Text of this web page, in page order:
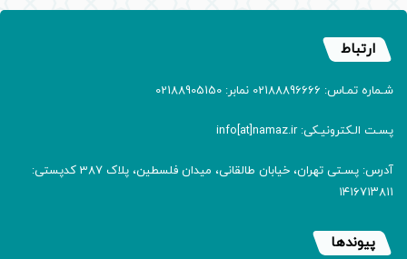
ارتباط
شـماره تمـاس: 02188896666 نمابر: 02188905150
پسـت الـکترونیـکی: info[at]namaz.ir
آدرس: پسـتی تهران، خیابان طالقانی، میدان فلسطین، پلاک 387 کدپستی:
۱۴۱۶۷۱۳۸۱۱
پیوندها